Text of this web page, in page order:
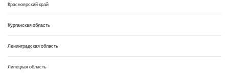
Красноярский край
Курганская область
Ленинградская область
Липецкая область